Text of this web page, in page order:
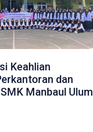
Keahlian
dan
Manbaul Ulum
Tahun Ajaran 2024/2025